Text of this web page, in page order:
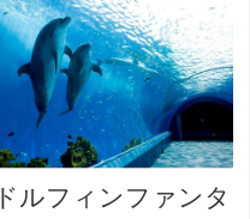
ドルフィンファンタ